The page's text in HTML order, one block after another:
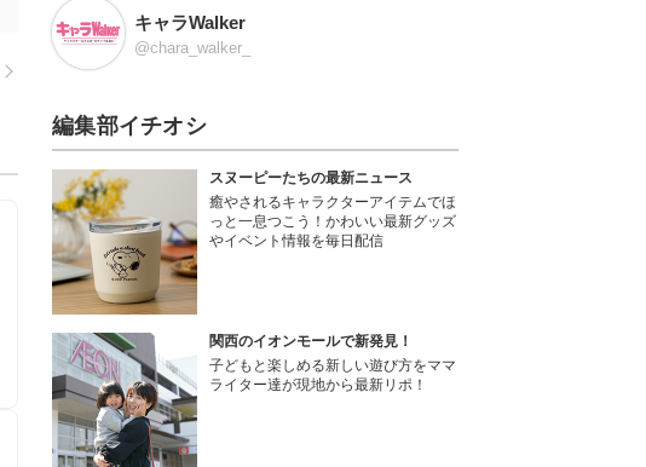
キャラWalker
@chara_walker_
編集部イチオシ
スヌーピーたちの最新ニュース
癒やされるキャラクターアイテムでほ
っと一息つこう！かわいい最新グッズ
やイベント情報を毎日配信
関西のイオンモールで新発見！
子どもと楽しめる新しい遊び方をママ
ライター達が現地から最新リポ！